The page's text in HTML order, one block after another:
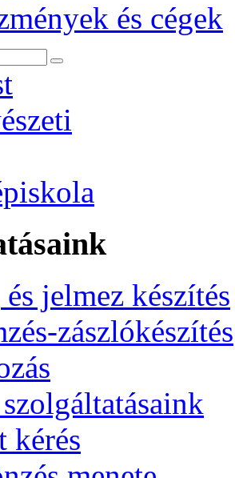
és cégek
jelmez készítés
zászlókészítés
kérés